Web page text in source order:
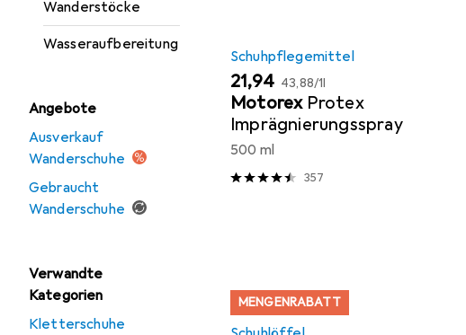
Wanderstöcke
Wasseraufbereitung
Angebote
Ausverkauf
Wanderschuhe
Gebraucht
Wanderschuhe
Verwandte
Kategorien
Kletterschuhe
Schuhpflegemittel
EUR
21,94 EUR
43,88/1l
Motorex Protex
Imprägnierungsspray
500 ml
357
MENGENRABATT